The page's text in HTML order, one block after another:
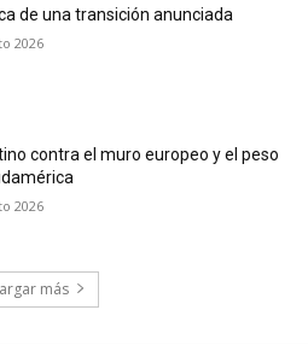
de una transición anunciada
2026
contra el muro europeo y el peso
2026
más